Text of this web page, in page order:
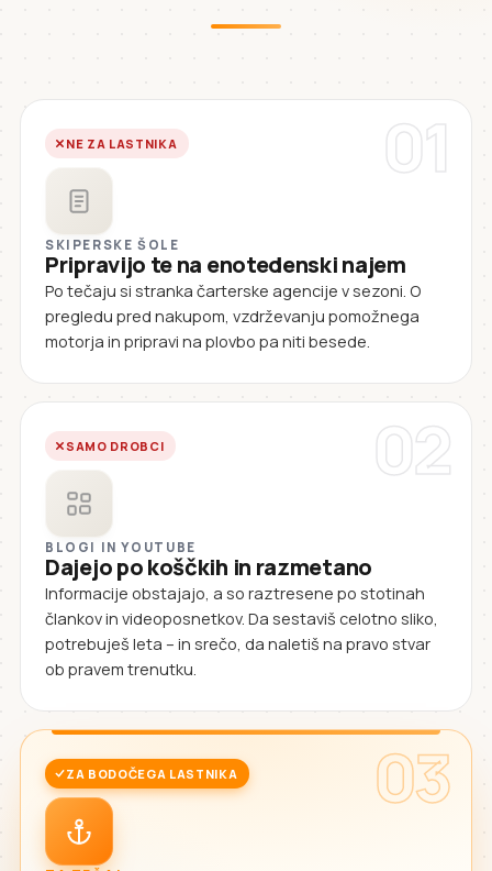
01
NE ZA LASTNIKA
SKIPERSKE ŠOLE
Pripravijo te na enotedenski najem
Po tečaju si stranka čarterske agencije v sezoni. O
pregledu pred nakupom, vzdrževanju pomožnega
motorja in pripravi na plovbo pa niti besede.
02
SAMO DROBCI
BLOGI IN YOUTUBE
Dajejo po koščkih in razmetano
Informacije obstajajo, a so raztresene po stotinah
člankov in videoposnetkov. Da sestaviš celotno sliko,
potrebuješ leta – in srečo, da naletiš na pravo stvar
ob pravem trenutku.
03
ZA BODOČEGA LASTNIKA